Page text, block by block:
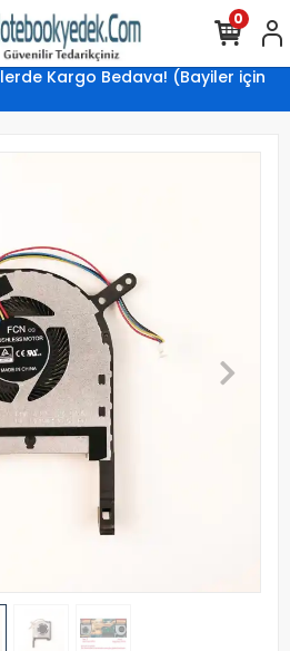
Kargo Bedava! (Bayiler için
0